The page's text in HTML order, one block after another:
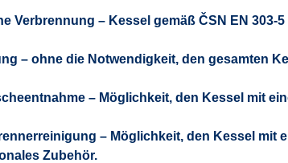
Verbrennung – Kessel gemäß ČSN EN 303-
– ohne die Notwendigkeit, den gesamten
– Möglichkeit, den Kessel mit
– Möglichkeit, den Kessel mit
Zubehör.